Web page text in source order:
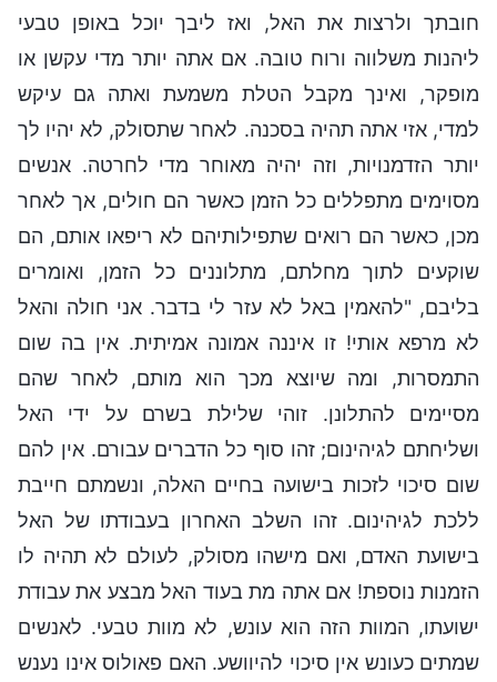
חובתך ולרצות את האל, ואז ליבך יוכל באופן טבעי
ליהנות משלווה ורוח טובה. אם אתה יותר מדי עקשן או
מופקר, ואינך מקבל הטלת משמעת ואתה גם עיקש
למדי, אזי אתה תהיה בסכנה. לאחר שתסולק, לא יהיו לך
יותר הזדמנויות, וזה יהיה מאוחר מדי לחרטה. אנשים
מסוימים מתפללים כל הזמן כאשר הם חולים, אך לאחר
מכן, כאשר הם רואים שתפילותיהם לא ריפאו אותם, הם
שוקעים לתוך מחלתם, מתלוננים כל הזמן, ואומרים
בליבם, "להאמין באל לא עזר לי בדבר. אני חולה והאל
לא מרפא אותי! זו איננה אמונה אמיתית. אין בה שום
התמסרות, ומה שיוצא מכך הוא מותם, לאחר שהם
מסיימים להתלונן. זוהי שלילת בשרם על ידי האל
ושליחתם לגיהינום; זהו סוף כל הדברים עבורם. אין להם
שום סיכוי לזכות בישועה בחיים האלה, ונשמתם חייבת
ללכת לגיהינום. זהו השלב האחרון בעבודתו של האל
בישועת האדם, ואם מישהו מסולק, לעולם לא תהיה לו
הזמנות נוספת! אם אתה מת בעוד האל מבצע את עבודת
ישועתו, המוות הזה הוא עונש, לא מוות טבעי. לאנשים
שמתים כעונש אין סיכוי להיוושע. האם פאולוס אינו נענש